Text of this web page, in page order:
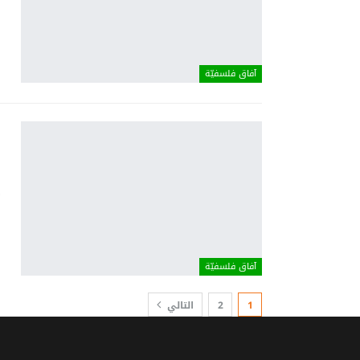
آفاق فلسفيّة‎
آفاق فلسفيّة‎
1
2 التالي